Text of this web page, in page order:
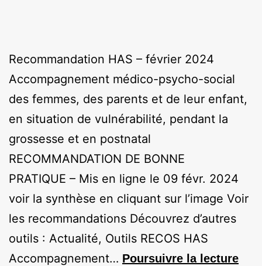
Recommandation HAS – février 2024
Accompagnement médico-psycho-social
des femmes, des parents et de leur enfant,
en situation de vulnérabilité, pendant la
grossesse et en postnatal
RECOMMANDATION DE BONNE
PRATIQUE – Mis en ligne le 09 févr. 2024
voir la synthèse en cliquant sur l’image Voir
les recommandations Découvrez d’autres
outils : Actualité, Outils RECOS HAS
Accompagnement… Poursuivre la lecture